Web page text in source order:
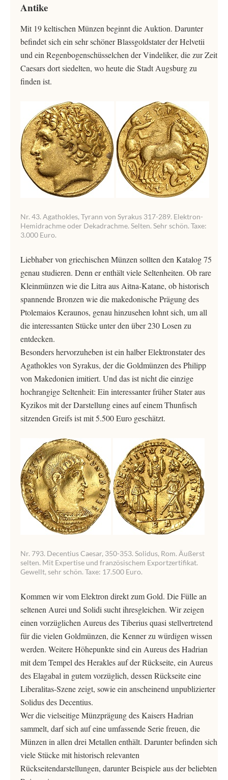
Antike
Mit 19 keltischen Münzen beginnt die Auktion. Darunter
befindet sich ein sehr schöner Blassgoldstater der Helvetii
und ein Regenbogenschüsselchen der Vindeliker, die zur Zeit
Caesars dort siedelten, wo heute die Stadt Augsburg zu
finden ist.
Nr. 43. Agathokles, Tyrann von Syrakus 317-289. Elektron-
Hemidrachme oder Dekadrachme. Selten. Sehr schön. Taxe:
3.000 Euro.
Liebhaber von griechischen Münzen sollten den Katalog 75
genau studieren. Denn er enthält viele Seltenheiten. Ob rare
Kleinmünzen wie die Litra aus Aitna-Katane, ob historisch
spannende Bronzen wie die makedonische Prägung des
Ptolemaios Keraunos, genau hinzusehen lohnt sich, um all
die interessanten Stücke unter den über 230 Losen zu
entdecken.
Besonders hervorzuheben ist ein halber Elektronstater des
Agathokles von Syrakus, der die Goldmünzen des Philipp
von Makedonien imitiert. Und das ist nicht die einzige
hochrangige Seltenheit: Ein interessanter früher Stater aus
Kyzikos mit der Darstellung eines auf einem Thunfisch
sitzenden Greifs ist mit 5.500 Euro geschätzt.
Nr. 793. Decentius Caesar, 350-353. Solidus, Rom. Äußerst
selten. Mit Expertise und französischem Exportzertifikat.
Gewellt, sehr schön. Taxe: 17.500 Euro.
Kommen wir vom Elektron direkt zum Gold. Die Fülle an
seltenen Aurei und Solidi sucht ihresgleichen. Wir zeigen
einen vorzüglichen Aureus des Tiberius quasi stellvertretend
für die vielen Goldmünzen, die Kenner zu würdigen wissen
werden. Weitere Höhepunkte sind ein Aureus des Hadrian
mit dem Tempel des Herakles auf der Rückseite, ein Aureus
des Elagabal in gutem vorzüglich, dessen Rückseite eine
Liberalitas-Szene zeigt, sowie ein anscheinend unpublizierter
Solidus des Decentius.
Wer die vielseitige Münzprägung des Kaisers Hadrian
sammelt, darf sich auf eine umfassende Serie freuen, die
Münzen in allen drei Metallen enthält. Darunter befinden sich
viele Stücke mit historisch relevanten
Rückseitendarstellungen, darunter Beispiele aus der beliebten